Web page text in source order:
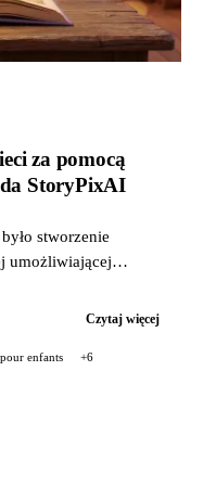
za pomocą
StoryPixAI
stworzenie
umożliwiającej
Czytaj więcej
enfants +6